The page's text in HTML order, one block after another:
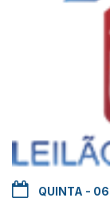
QUINTA -